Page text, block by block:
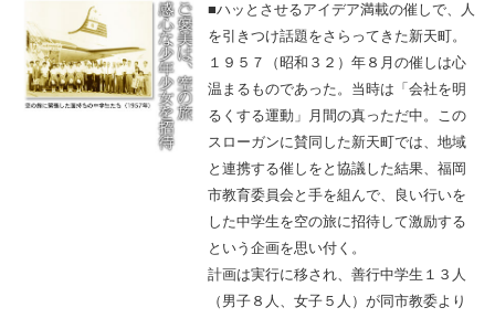
■ハッとさせるアイデア満載の催しで、人
を引きつけ話題をさらってきた新天町。
１９５７（昭和３２）年８月の催しは心
温まるものであった。当時は「会社を明
るくする運動」月間の真っただ中。この
スローガンに賛同した新天町では、地域
と連携する催しをと協議した結果、福岡
市教育委員会と手を組んで、良い行いを
した中学生を空の旅に招待して激励する
という企画を思い付く。
計画は実行に移され、善行中学生１３人
（男子８人、女子５人）が同市教委より